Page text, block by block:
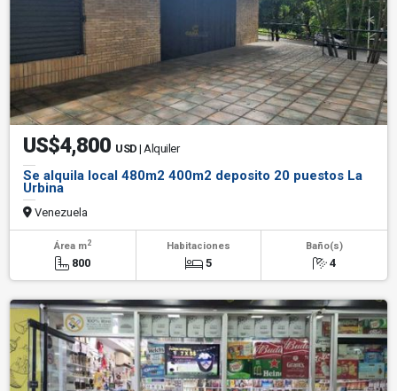
US$4,800 USD | Alquiler
Se alquila local 480m2 400m2 deposito 20 puestos La
Urbina
Venezuela
Área m2
800
Habitaciones
5
Baño(s)
4